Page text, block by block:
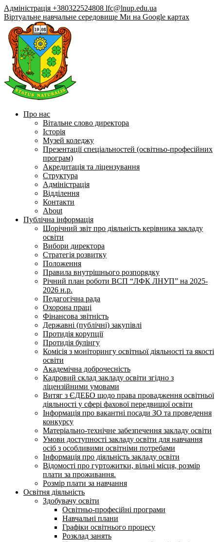
Адміністрація +380322524808 lfc@lnup.edu.ua
Віртуальне навчальне середовище Ми на Google картах
Про нас
Вітальне слово директора
Історія
Музей коледжу
Презентації спеціальностей (освітньо-професійних
програм)
Акредитація та ліцензування
Структура
Адміністрація
Відділення
Контакти
About
Публічна інформація
Щорічний звіт про діяльність керівника закладу
освіти
Вибори директора
Стратегія розвитку
Положення
Правила внутрішнього розпорядку
Річний план роботи ВСП “ЛФК ЛНУП” на 2025-
2026 н.р.
Педагогічна рада
Охорона праці
Фінансова звітність
Державні (публічні) закупівлі
Протидія корупції
Протидія булінгу
Комісія з моніторингу освітньої діяльності та якості
освіти
Академічна доброчесність
Кадровий склад закладу освіти згідно з
ліцензійними умовами
Витяг з ЄДЕБО щодо права провадження освітньої
діяльності у сфері фахової передвищої освіти
Інформація про вакантні посади ЗО та проведення
конкурсу
Матеріально-технічне забезпечення закладу освіти
Умови доступності закладу освіти для навчання
осіб з особливими освітніми потребами
Інформація про діяльність закладу освіти
Відомості про гуртожитки, вільні місця, розмір
плати за проживання.
Розмір плати за навчання
Освітня діяльність
Здобувачу освіти
Освітньо-професійні програми
Навчальні плани
Графіки освітнього процесу
Розклад занять